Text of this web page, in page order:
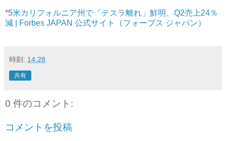
*5米カリフォルニア州で「テスラ離れ」鮮明、Q2売上24％
減 | Forbes JAPAN 公式サイト（フォーブス ジャパン）
時刻: 14:28
共有
0 件のコメント:
コメントを投稿